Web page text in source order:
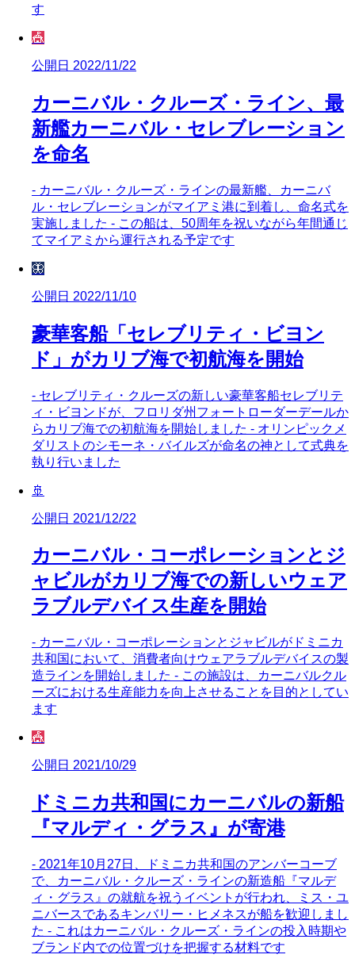
す
🎪
公開日 2022/11/22
カーニバル・クルーズ・ライン、最
新艦カーニバル・セレブレーション
を命名
- カーニバル・クルーズ・ラインの最新艦、カーニバ
ル・セレブレーションがマイアミ港に到着し、命名式を
実施しました - この船は、50周年を祝いながら年間通じ
てマイアミから運行される予定です
🦋
公開日 2022/11/10
豪華客船「セレブリティ・ビヨン
ド」がカリブ海で初航海を開始
- セレブリティ・クルーズの新しい豪華客船セレブリテ
ィ・ビヨンドが、フロリダ州フォートローダーデールか
らカリブ海での初航海を開始しました - オリンピックメ
ダリストのシモーネ・バイルズが命名の神として式典を
執り行いました
🚢
公開日 2021/12/22
カーニバル・コーポレーションとジ
ャビルがカリブ海での新しいウェア
ラブルデバイス生産を開始
- カーニバル・コーポレーションとジャビルがドミニカ
共和国において、消費者向けウェアラブルデバイスの製
造ラインを開始しました - この施設は、カーニバルクル
ーズにおける生産能力を向上させることを目的としてい
ます
🎪
公開日 2021/10/29
ドミニカ共和国にカーニバルの新船
『マルディ・グラス』が寄港
- 2021年10月27日、ドミニカ共和国のアンバーコーブ
で、カーニバル・クルーズ・ラインの新造船『マルデ
ィ・グラス』の就航を祝うイベントが行われ、ミス・ユ
ニバースであるキンバリー・ヒメネスが船を歓迎しまし
た - これはカーニバル・クルーズ・ラインの投入時期や
ブランド内での位置づけを把握する材料です